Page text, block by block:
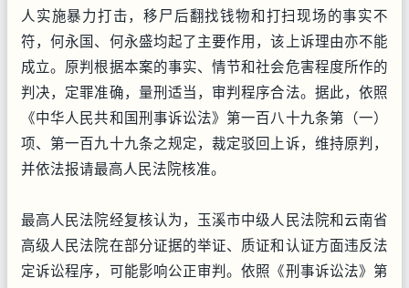
人实施暴力打击，移尸后翻找钱物和打扫现场的事实不
符，何永国、何永盛均起了主要作用，该上诉理由亦不能
成立。原判根据本案的事实、情节和社会危害程度所作的
判决，定罪准确，量刑适当，审判程序合法。据此，依照
《中华人民共和国刑事诉讼法》第一百八十九条第（一）
项、第一百九十九条之规定，裁定驳回上诉，维持原判，
并依法报请最高人民法院核准。
最高人民法院经复核认为，玉溪市中级人民法院和云南省
高级人民法院在部分证据的举证、质证和认证方面违反法
定诉讼程序，可能影响公正审判。依照《刑事诉讼法》第